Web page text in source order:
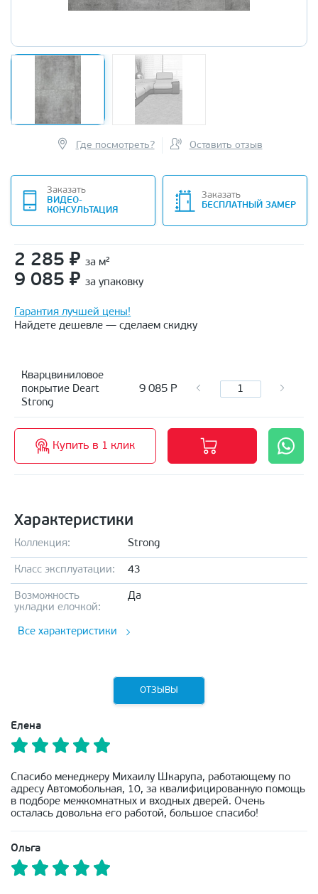
Где посмотреть? Оставить отзыв
Заказать
ВИДЕО-
КОНСУЛЬТАЦИЯ
Заказать
БЕСПЛАТНЫЙ ЗАМЕР
2 285 ₽ за м²
9 085 ₽ за упаковку
Гарантия лучшей цены!
Найдете дешевле — сделаем скидку
Кварцвиниловое
покрытие Deart
Strong
9 085 Р
Купить в 1 клик
Характеристики
Коллекция: Strong
Класс эксплуатации: 43
Возможность
укладки елочкой:
Да
Все характеристики
ОТЗЫВЫ
Елена
Спасибо менеджеру Михаилу Шкарупа, работающему по
адресу Автомобольная, 10, за квалифицированную помощь
в подборе межкомнатных и входных дверей. Очень
осталась довольна его работой, большое спасибо!
Ольга